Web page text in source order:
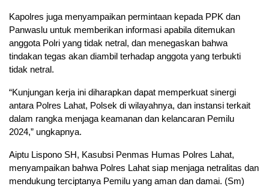
Kapolres juga menyampaikan permintaan kepada PPK dan
Panwaslu untuk memberikan informasi apabila ditemukan
anggota Polri yang tidak netral, dan menegaskan bahwa
tindakan tegas akan diambil terhadap anggota yang terbukti
tidak netral.
“Kunjungan kerja ini diharapkan dapat memperkuat sinergi
antara Polres Lahat, Polsek di wilayahnya, dan instansi terkait
dalam rangka menjaga keamanan dan kelancaran Pemilu
2024,” ungkapnya.
Aiptu Lispono SH, Kasubsi Penmas Humas Polres Lahat,
menyampaikan bahwa Polres Lahat siap menjaga netralitas dan
mendukung terciptanya Pemilu yang aman dan damai. (Sm)